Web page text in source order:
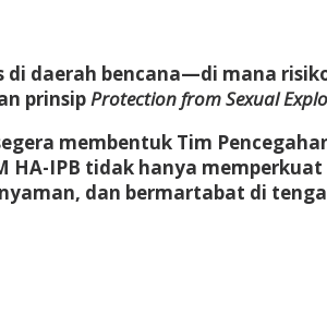
di daerah bencana—di mana
prinsipProtection from Sexual
membentuk Tim
HA-IPB tidak hanya
dan bermartabat di